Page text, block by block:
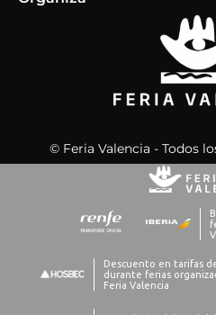
© Feria Valencia - Todos